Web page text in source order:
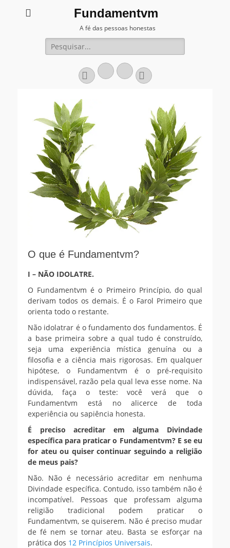
Fundamentvm
A fé das pessoas honestas
Pesquisar
por:
Facebook
Twitter
EmailInstagram
O que é Fundamentvm?
I – NÃO IDOLATRE.
O Fundamentvm é o Primeiro Princípio, do qual
derivam todos os demais. É o Farol Primeiro que
orienta todo o restante.
Não idolatrar é o fundamento dos fundamentos. É
a base primeira sobre a qual tudo é construído,
seja uma experiência mística genuína ou a
filosofia e a ciência mais rigorosas. Em qualquer
hipótese, o Fundamentvm é o pré-requisito
indispensável, razão pela qual leva esse nome. Na
dúvida, faça o teste: você verá que o
Fundamentvm está no alicerce de toda
experiência ou sapiência honesta.
É preciso acreditar em alguma Divindade
específica para praticar o Fundamentvm? E se eu
for ateu ou quiser continuar seguindo a religião
de meus pais?
Não. Não é necessário acreditar em nenhuma
Divindade específica. Contudo, isso também não é
incompatível. Pessoas que professam alguma
religião tradicional podem praticar o
Fundamentvm, se quiserem. Não é preciso mudar
de fé nem se tornar ateu. Basta se esforçar na
prática dos 12 Princípios Universais.